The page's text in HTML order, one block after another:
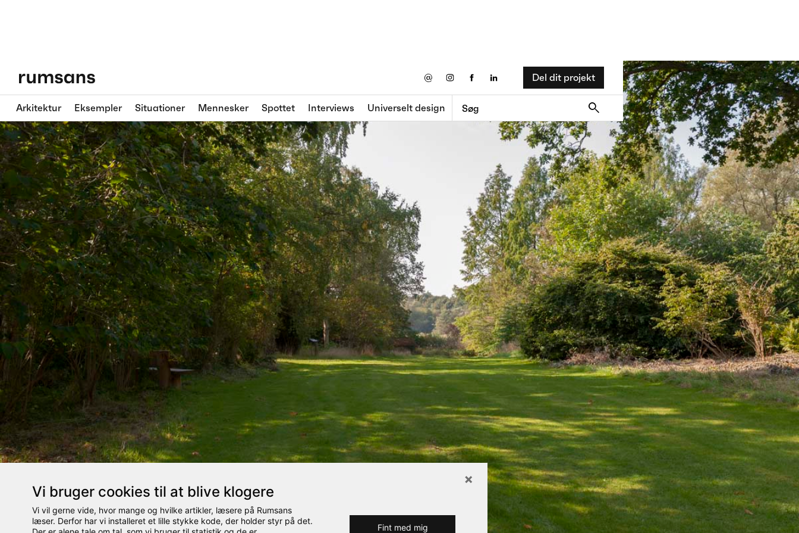
@ Del dit projekt
Arkitektur Eksempler Situationer Mennesker Spottet Interviews Universelt design
Vi bruger cookies til at blive klogere
Vi vil gerne vide, hvor mange og hvilke artikler, læsere på Rumsans
læser. Derfor har vi installeret et lille stykke kode, der holder styr på det.
Fint med mig